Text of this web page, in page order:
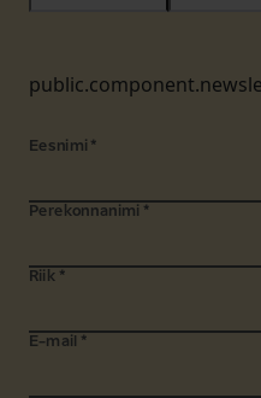
Eesnimi *
Perekonnanimi *
Riik *
E-mail *